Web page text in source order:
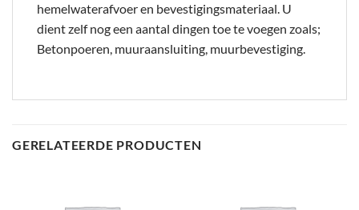
hemelwaterafvoer en bevestigingsmateriaal. U
dient zelf nog een aantal dingen toe te voegen zoals;
Betonpoeren, muuraansluiting, muurbevestiging.
GERELATEERDE PRODUCTEN